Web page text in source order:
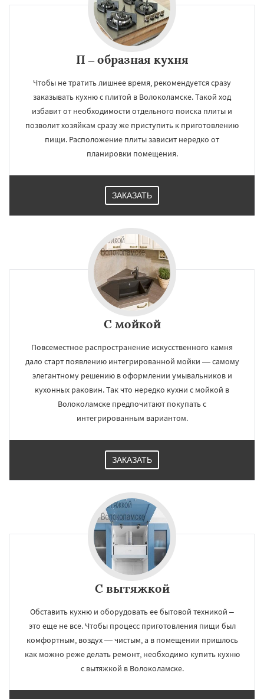
П – образная кухня
Чтобы не тратить лишнее время, рекомендуется сразу
заказывать кухню с плитой в Волоколамске. Такой ход
избавит от необходимости отдельного поиска плиты и
позволит хозяйкам сразу же приступить к приготовлению
пищи. Расположение плиты зависит нередко от
планировки помещения.
ЗАКАЗАТЬ
С мойкой
Повсеместное распространение искусственного камня
дало старт появлению интегрированной мойки — самому
элегантному решению в оформлении умывальников и
кухонных раковин. Так что нередко кухни с мойкой в
Волоколамске предпочитают покупать с
интегрированным вариантом.
ЗАКАЗАТЬ
С вытяжкой
Обставить кухню и оборудовать ее бытовой техникой –
это еще не все. Чтобы процесс приготовления пищи был
комфортным, воздух — чистым, а в помещении пришлось
как можно реже делать ремонт, необходимо купить кухню
с вытяжкой в Волоколамске.